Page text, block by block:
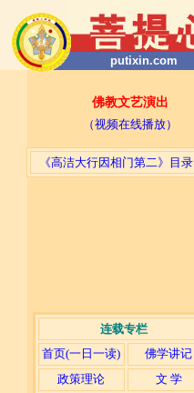
《高洁大行因相门第二》目录
putixin.com
佛教文艺演出
（视频在线播放）
连载专栏
首页(一日一读)
佛学讲记
政策理论
文 学